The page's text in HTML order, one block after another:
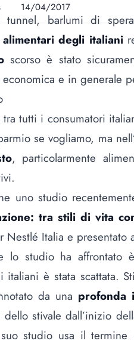
14/04/2017
barlumi di
degli italiani
scorso è stato
e in generale
tutti i consumatori
se vogliamo, ma
, particolarmente
uno studio
tra stili di vita
Nestlé Italia e presentato
lo studio ha affrontato
italiani è stata scattata.
da una profonda
stivale dall’inizio
studio usa il termine